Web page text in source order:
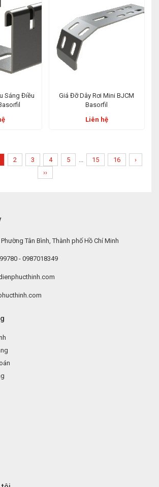
Sáng Điều
Giá Đỡ Dây Rơi Mini BJCM
Basorfil
Liên hệ
2 3 4 5 15 16
›
››
Tân Bình, Thành phố Hồ Chí Minh
- 0987018349